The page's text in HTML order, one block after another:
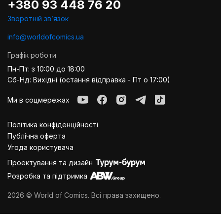
можливість доставки замовлень по всій Україні; можливість
відвідати фірмові магазини;
вибір варіанта оплати.
Купуйте хороші шкарпетки з різними героями та нехай вони
тішать своєю якістю.
+380 93 448 76 20
Зворотній звʼязок
info@worldofcomics.ua
Графік роботи
Пн-Пт: з 10:00 до 18:00
Сб-Нд: Вихідні (остання відправка - Пт о 17:00)
Ми в соцмережах
Політика конфіденційності
Публiчна оферта
Угода користувача
Проектування та дизайн
Розробка та підтримка
2026 © World of Comics. Всі права захищено.